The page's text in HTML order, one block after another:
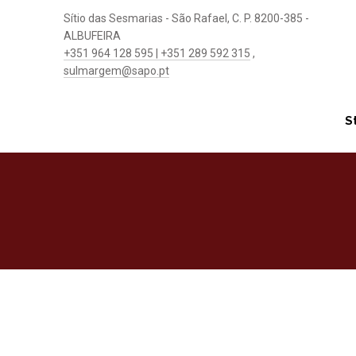
Sítio das Sesmarias - São Rafael, C. P. 8200-385 -
ALBUFEIRA
+351 964 128 595 | +351 289 592 315 ,
sulmargem@sapo.pt